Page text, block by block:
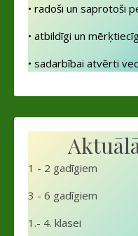
• radoši un saprotoši
• atbildīgi un
• sadarbībai atvērti
1 - 2 gadīgiem
3 - 6 gadīgiem
1.- 4. klasei